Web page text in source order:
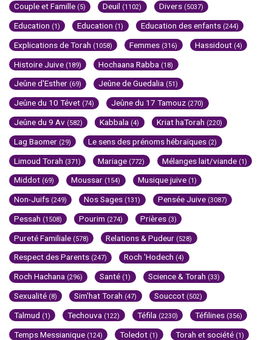
Couple et Famille (5) Deuil (1102) Divers (5037)
Education (1) Education (1) Education des enfants (244)
Explications de Torah (1058) Femmes (316) Hassidout (4)
Histoire Juive (189) Hochaana Rabba (18)
Jeûne d'Esther (69) Jeûne de Guedalia (51)
Jeûne du 10 Tévet (74) Jeûne du 17 Tamouz (270)
Jeûne du 9 Av (582) Kabbala (4) Kriat haTorah (220)
Lag Baomer (29) Le sens des prénoms hébraïques (2)
Limoud Torah (371) Mariage (772) Mélanges lait/viande (1)
Middot (69) Moussar (154) Musique juive (1)
Non-Juifs (249) Nos Sages (131) Pensée Juive (3087)
Pessah (1508) Pourim (274) Prières (3)
Pureté Familiale (578) Relations & Pudeur (528)
Respect des Parents (247) Roch 'Hodech (4)
Roch Hachana (296) Santé (1) Science & Torah (33)
Sexualité (8) Sim'hat Torah (47) Souccot (502)
Talmud (1) Techouva (122) Téfila (2230) Téfilines (356)
Temps Messianique (124) Toledot (1) Torah et société (1)